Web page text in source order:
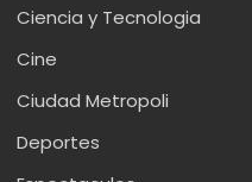
Ciencia y Tecnologia
Cine
Ciudad Metropoli
Deportes